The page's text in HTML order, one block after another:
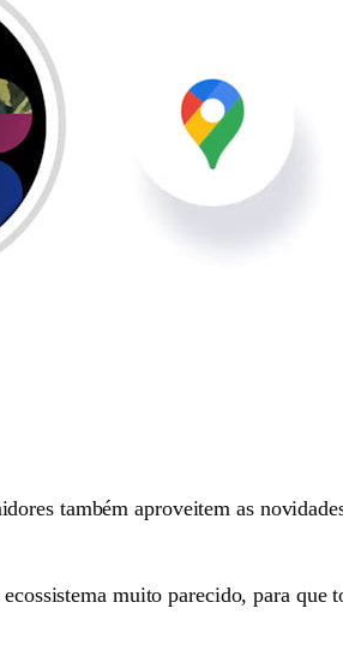
também aproveitem as
muito parecido, para que